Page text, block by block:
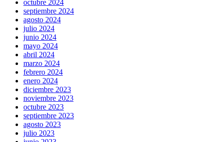
octubre 2024
septiembre 2024
agosto 2024
julio 2024
junio 2024
mayo 2024
abril 2024
marzo 2024
febrero 2024
enero 2024
diciembre 2023
noviembre 2023
octubre 2023
septiembre 2023
agosto 2023
julio 2023